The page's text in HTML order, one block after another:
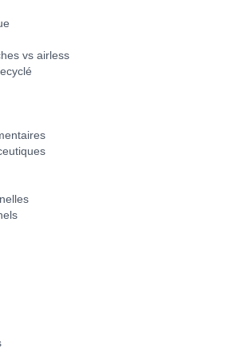
vs airless